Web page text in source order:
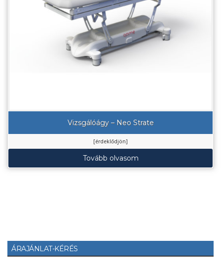
Vizsgálóágy – Neo Strate
[érdeklődjön]
Tovább olvasom
ÁRAJÁNLAT-KÉRÉS